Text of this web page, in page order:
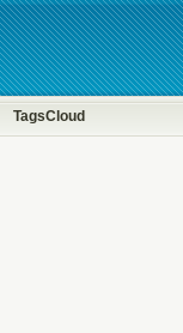
TagsCloud